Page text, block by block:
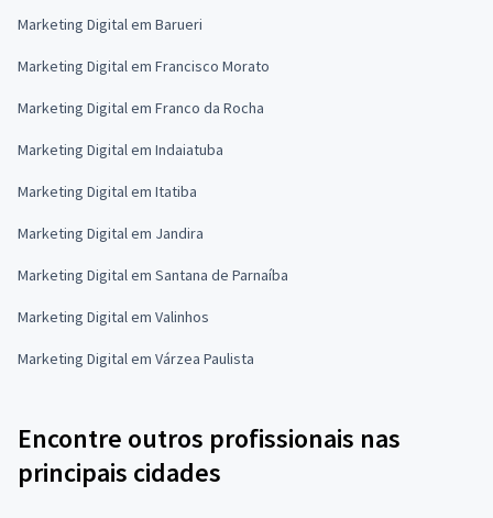
Marketing Digital em Barueri
Marketing Digital em Francisco Morato
Marketing Digital em Franco da Rocha
Marketing Digital em Indaiatuba
Marketing Digital em Itatiba
Marketing Digital em Jandira
Marketing Digital em Santana de Parnaíba
Marketing Digital em Valinhos
Marketing Digital em Várzea Paulista
Encontre outros profissionais nas
principais cidades